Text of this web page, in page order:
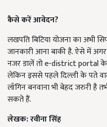
कैसे करें आवेदन?
लखपति बिटिया योजना का अभी
जानकारी आना बाकी है. ऐसे में
नजर डालें तो e-district portal के
लेकिन इससे पहले दिल्ली के पते वाले
लॉगिन बनवाना भी बेहद जरुरी है
सकते हैं.
लेखक: रवीना सिंह